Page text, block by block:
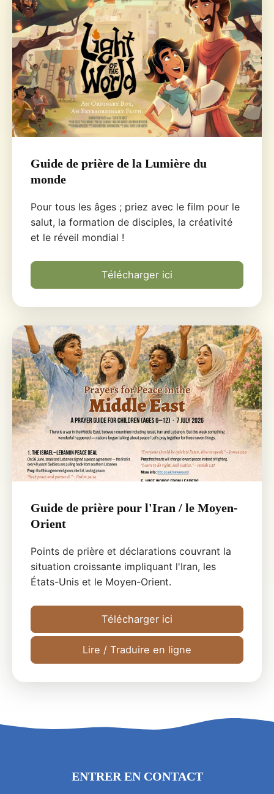
Guide de prière de la Lumière du
monde
Pour tous les âges ; priez avec le film pour le
salut, la formation de disciples, la créativité
et le réveil mondial !
Télécharger ici
Guide de prière pour l'Iran / le Moyen-
Orient
Points de prière et déclarations couvrant la
situation croissante impliquant l'Iran, les
États-Unis et le Moyen-Orient.
Télécharger ici
Lire / Traduire en ligne
ENTRER EN CONTACT